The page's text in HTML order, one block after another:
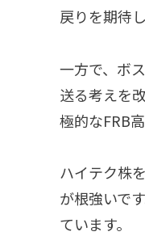
戻りを期待
一方で、ボ
送る考えを
極的なFRB
ハイテク株
が根強いで
ています。